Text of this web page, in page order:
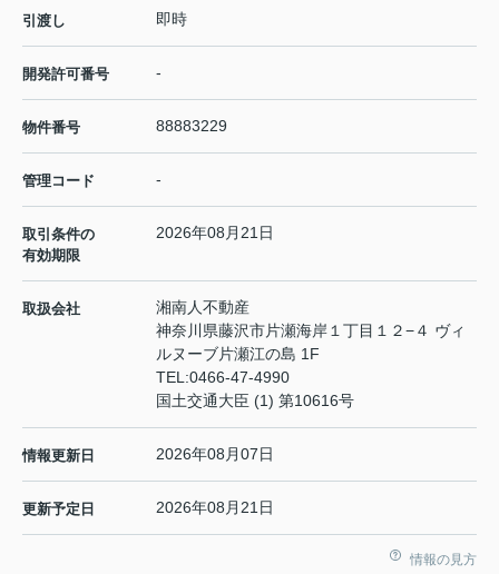
引渡し 即時
開発許可番号 -
物件番号 88883229
管理コード -
取引条件の
有効期限
2026年08月21日
取扱会社
湘南人不動産
神奈川県藤沢市片瀬海岸１丁目１２−４ ヴィ
ルヌーブ片瀬江の島 1F
TEL:0466-47-4990
国土交通大臣 (1) 第10616号
情報更新日 2026年08月07日
更新予定日 2026年08月21日
情報の見方